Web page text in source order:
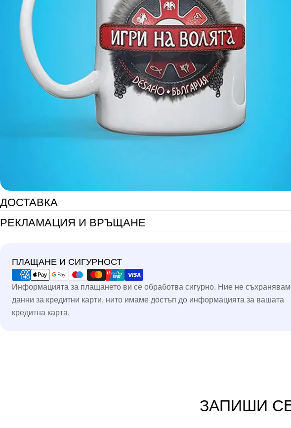
на медийния файл 0 в модален прозорец
ДОСТАВКА
РЕКЛАМАЦИЯ И ВРЪЩАНЕ
ПЛАЩАНЕ И СИГУРНОСТ
Методи
на
плащане
Информацията за плащането ви се обработва сигурно. Ние не
данни за кредитни карти, нито имаме достъп до информацията за вашата
кредитна карта.
ЗАПИШИ